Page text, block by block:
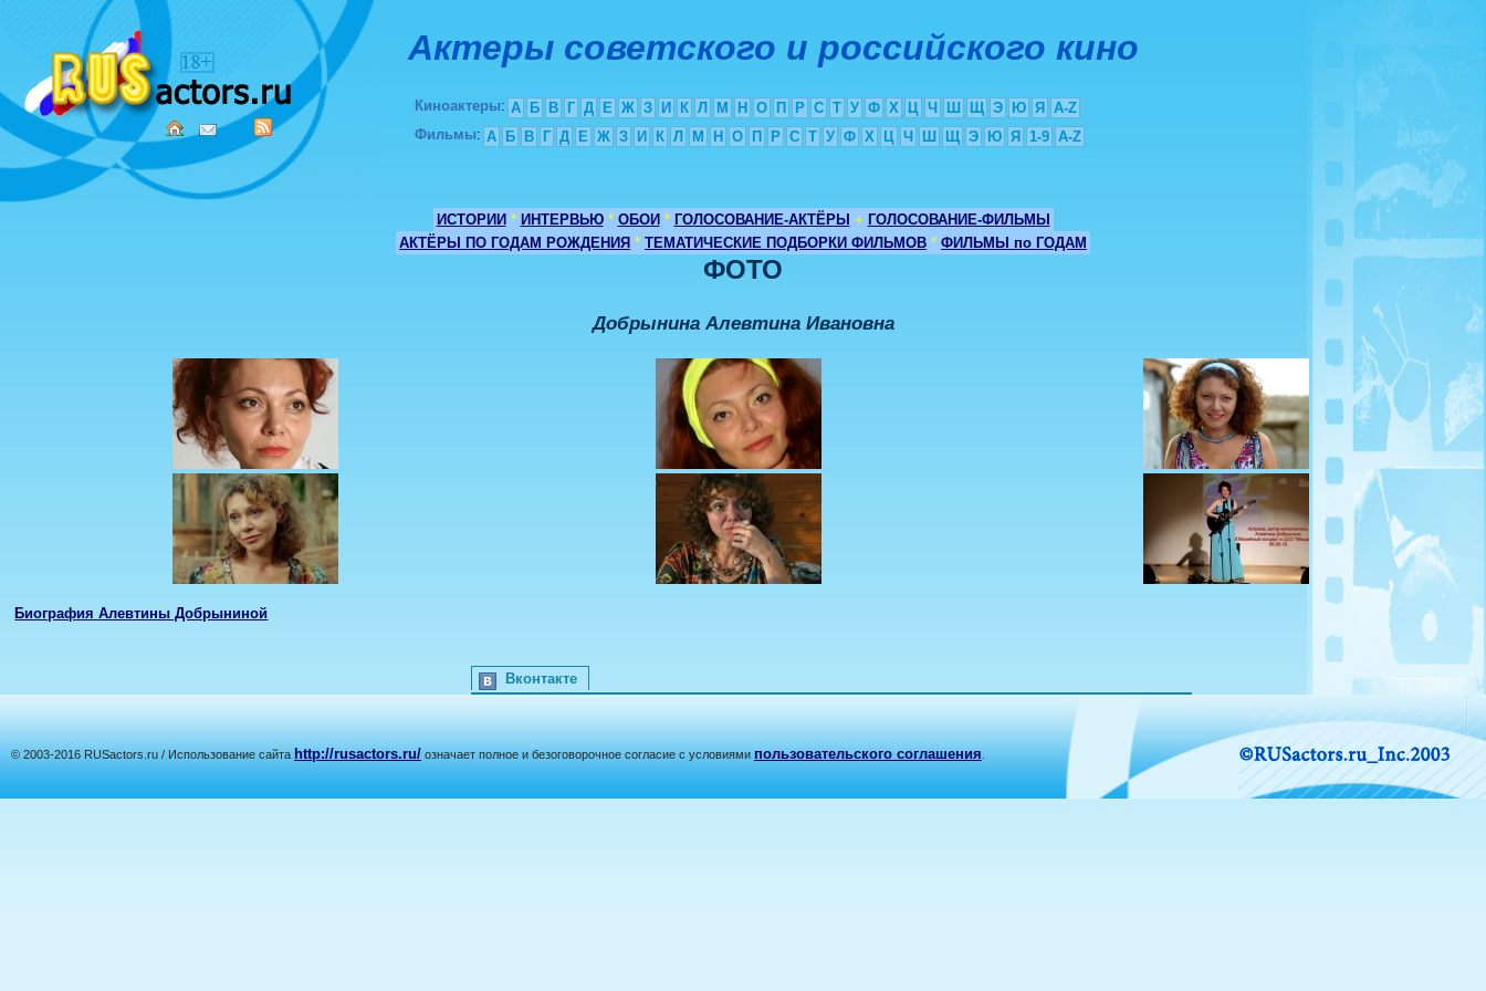
Актеры советского и российского кино
Киноактеры: А Б В Г Д Е Ж З И К Л М Н О П Р С Т У Ф Х Ц Ч Ш Щ Э Ю Я
A-Z
Фильмы: А Б В Г Д Е Ж З И К Л М Н О П Р С Т У Ф Х Ц Ч Ш Щ Э Ю Я 1-9 A-Z
ИСТОРИИ * ИНТЕРВЬЮ * ОБОИ * ГОЛОСОВАНИЕ-АКТЁРЫ + ГОЛОСОВАНИЕ-ФИЛЬМЫ
АКТЁРЫ ПО ГОДАМ РОЖДЕНИЯ * ТЕМАТИЧЕСКИЕ ПОДБОРКИ ФИЛЬМОВ * ФИЛЬМЫ по ГОДАМ
ФОТО
Добрынина Алевтина Ивановна
Биография Алевтины Добрыниной
Вконтакте
© 2003-2016 RUSactors.ru / Использование сайта http://rusactors.ru/ означает полное и безоговорочное согласие с условиями пользовательского соглашения